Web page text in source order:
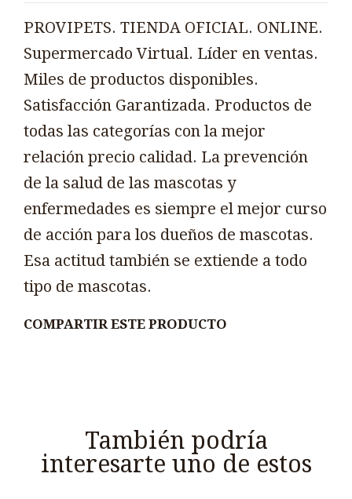
PROVIPETS. TIENDA OFICIAL. ONLINE.
Supermercado Virtual. Líder en ventas.
Miles de productos disponibles.
Satisfacción Garantizada. Productos de
todas las categorías con la mejor
relación precio calidad. La prevención
de la salud de las mascotas y
enfermedades es siempre el mejor curso
de acción para los dueños de mascotas.
Esa actitud también se extiende a todo
tipo de mascotas.
COMPARTIR ESTE PRODUCTO
También podría
interesarte uno de estos